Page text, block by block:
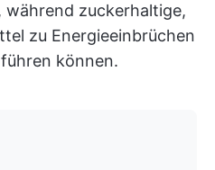
zuckerhaltige,
zu Energieeinbrüchen
können.